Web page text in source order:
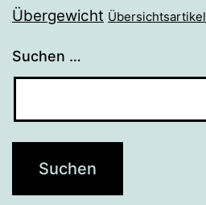
Übergewicht Übersichtsartikel
Suchen …